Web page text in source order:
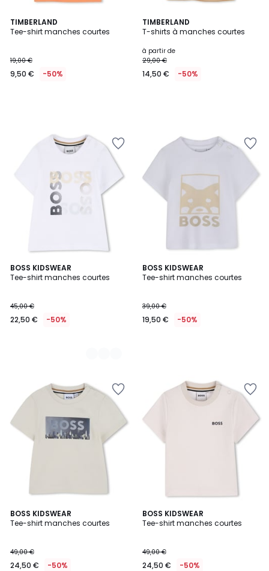
TIMBERLAND
Tee-shirt manches courtes
19,00 €
9,50 € -50%
TIMBERLAND
T-shirts à manches courtes
à partir de
29,00 €
14,50 € -50%
BOSS KIDSWEAR
Tee-shirt manches courtes
45,00 €
22,50 € -50%
2
Couleurs
BOSS KIDSWEAR
Tee-shirt manches courtes
39,00 €
19,50 € -50%
BOSS KIDSWEAR
Tee-shirt manches courtes
49,00 €
24,50 € -50%
BOSS KIDSWEAR
Tee-shirt manches courtes
49,00 €
24,50 € -50%